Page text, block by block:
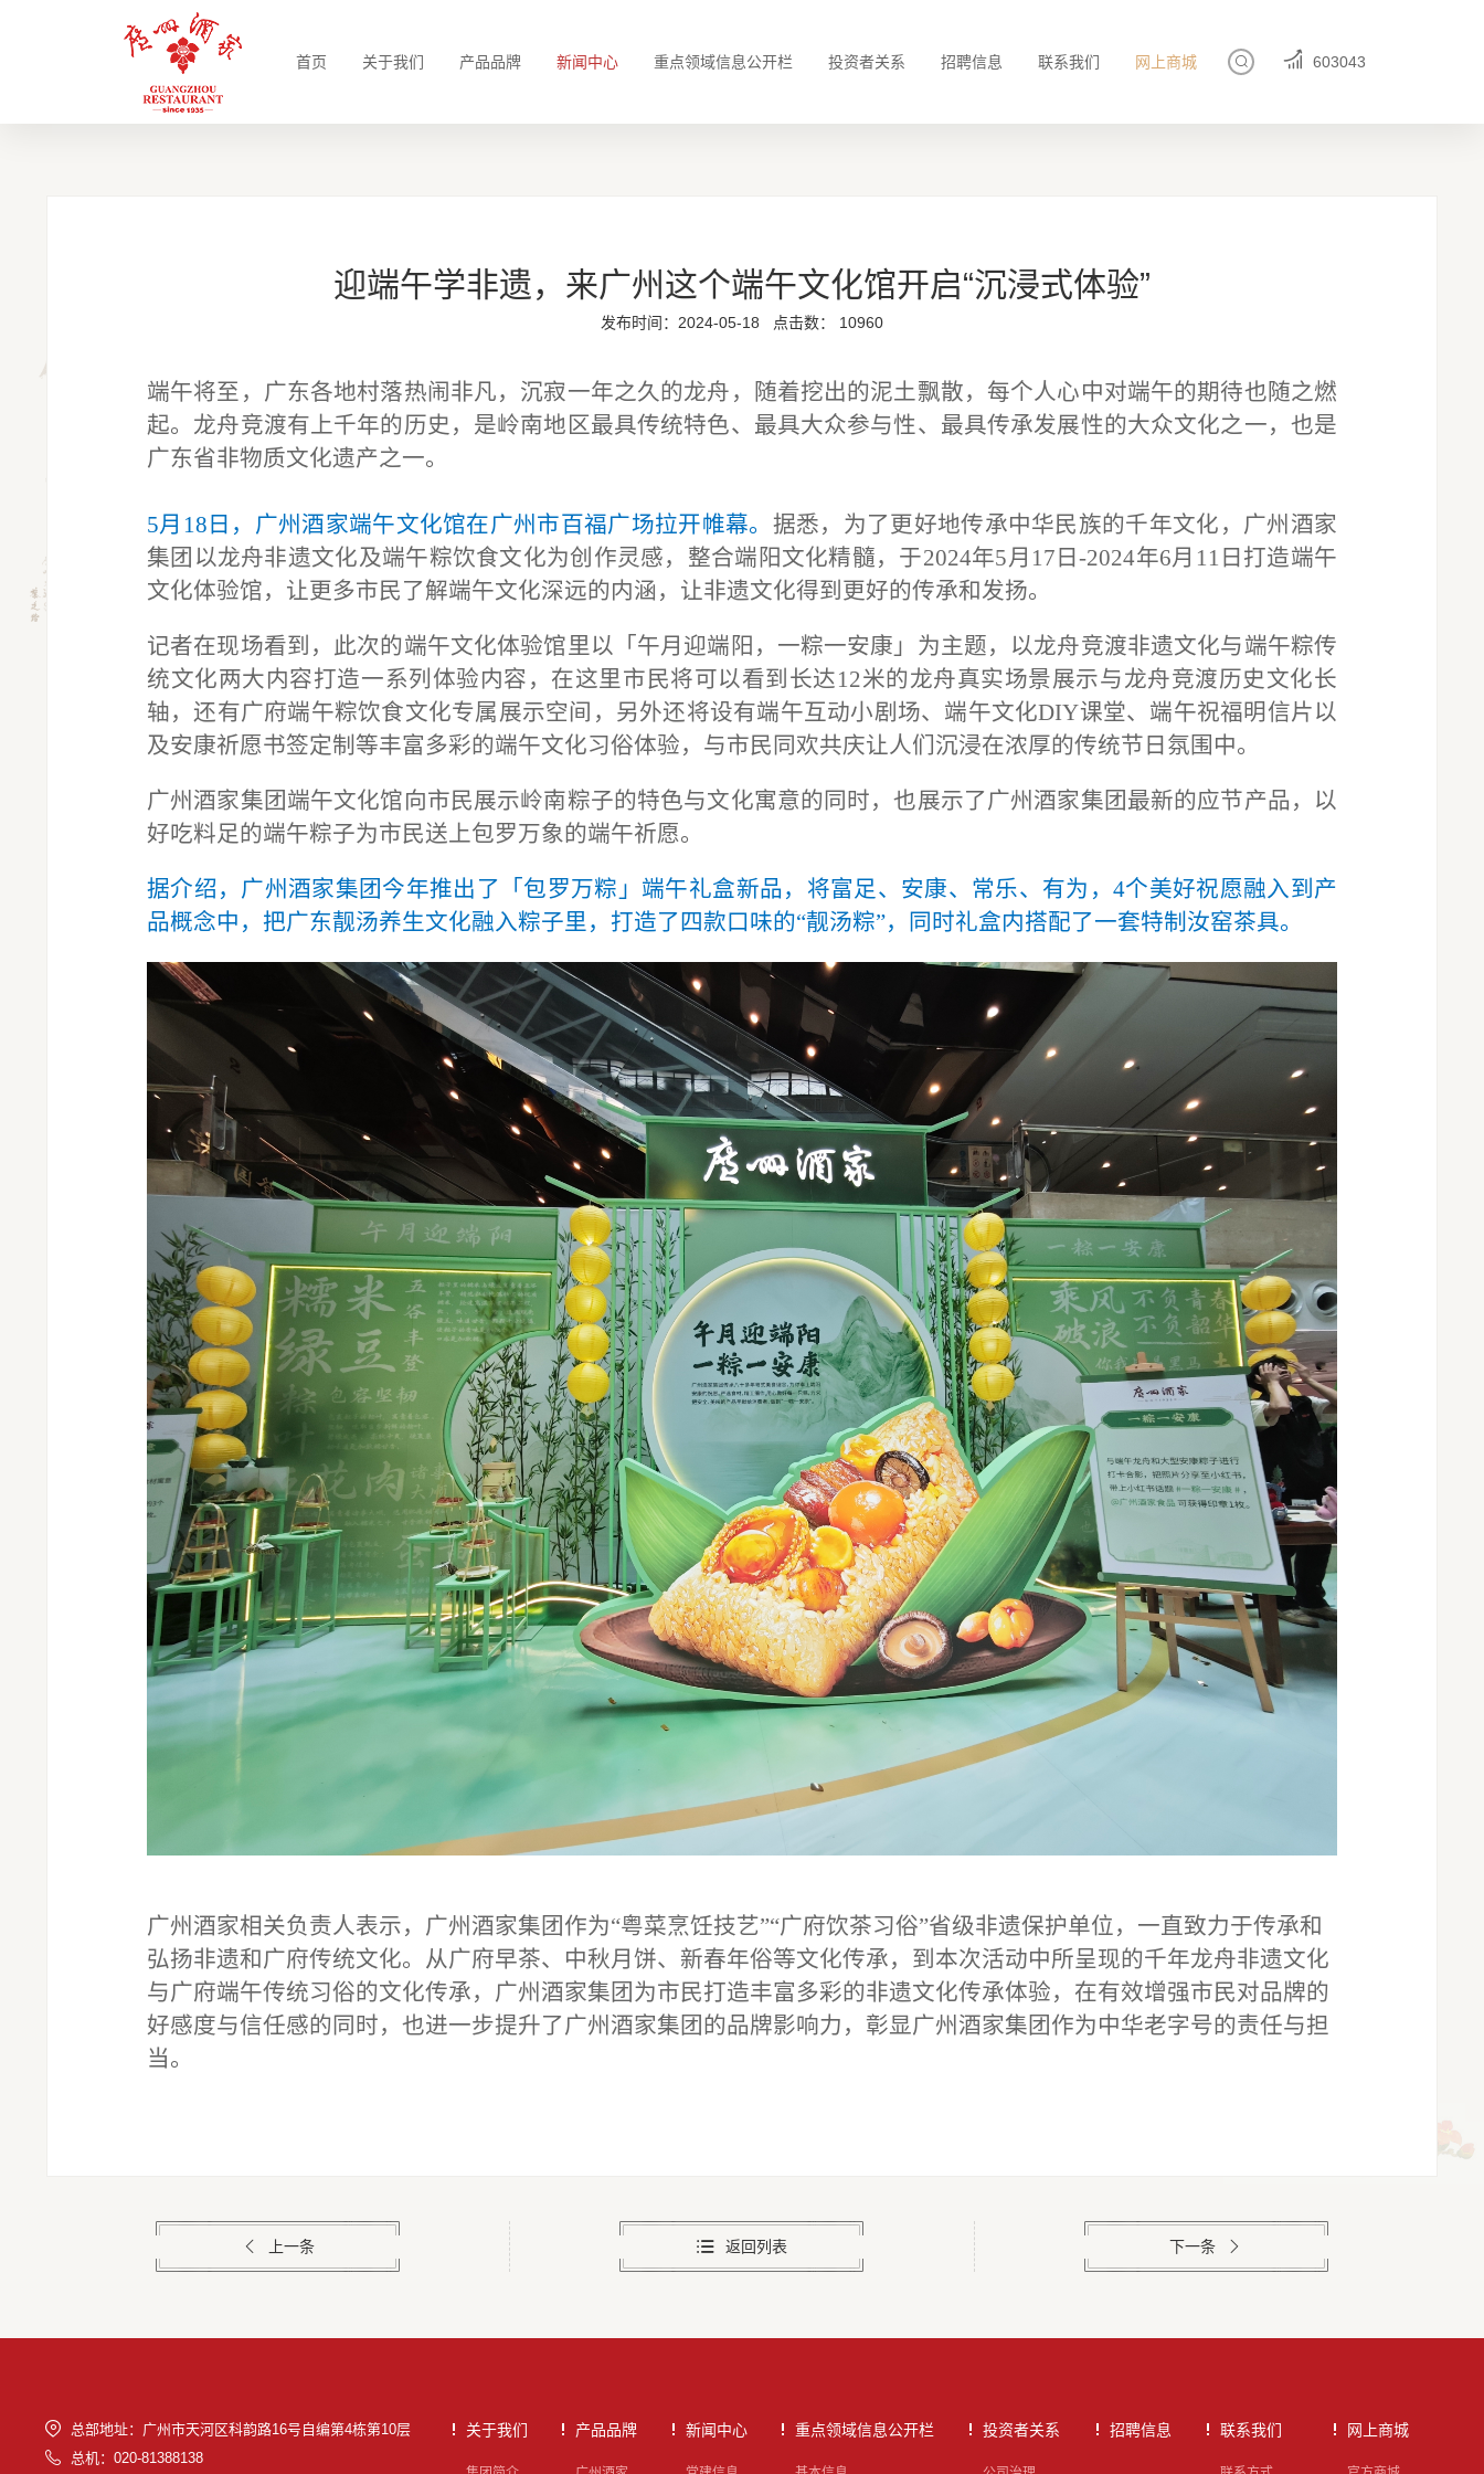
首页 关于我们 产品品牌 新闻中心 重点领域信息公开栏 投资者关系 招聘信息 联系我们 网上商城 603043
迎端午学非遗，来广州这个端午文化馆开启“沉浸式体验”
发布时间：2024-05-18 点击数： 10960
端午将至，广东各地村落热闹非凡，沉寂一年之久的龙舟，随着挖出的泥土飘散，每个人心中对端午的期待也随之燃
起。龙舟竞渡有上千年的历史，是岭南地区最具传统特色、最具大众参与性、最具传承发展性的大众文化之一，也是
广东省非物质文化遗产之一。
5月18日，广州酒家端午文化馆在广州市百福广场拉开帷幕。 据悉，为了更好地传承中华民族的千年文化，广州酒家
集团以龙舟非遗文化及端午粽饮食文化为创作灵感，整合端阳文化精髓，于2024年5月17日-2024年6月11日打造端午
文化体验馆，让更多市民了解端午文化深远的内涵，让非遗文化得到更好的传承和发扬。
记者在现场看到，此次的端午文化体验馆里以「午月迎端阳，一粽一安康」为主题，以龙舟竞渡非遗文化与端午粽传
统文化两大内容打造一系列体验内容，在这里市民将可以看到长达12米的龙舟真实场景展示与龙舟竞渡历史文化长
轴，还有广府端午粽饮食文化专属展示空间，另外还将设有端午互动小剧场、端午文化DIY课堂、端午祝福明信片以
及安康祈愿书签定制等丰富多彩的端午文化习俗体验，与市民同欢共庆让人们沉浸在浓厚的传统节日氛围中。
广州酒家集团端午文化馆向市民展示岭南粽子的特色与文化寓意的同时，也展示了广州酒家集团最新的应节产品，以
好吃料足的端午粽子为市民送上包罗万象的端午祈愿。
据介绍，广州酒家集团今年推出了「包罗万粽」端午礼盒新品，将富足、安康、常乐、有为， 4个美好祝愿融入到产
品概念中，把广东靓汤养生文化融入粽子里，打造了四款口味的“靓汤粽”，同时礼盒内搭配了一套特制汝窑茶具。
广州酒家相关负责人表示，广州酒家集团作为“粤菜烹饪技艺”“广府饮茶习俗”省级非遗保护单位，一直致力于传承和
弘扬非遗和广府传统文化。从广府早茶、中秋月饼、新春年俗等文化传承，到本次活动中所呈现的千年龙舟非遗文化
与广府端午传统习俗的文化传承，广州酒家集团为市民打造丰富多彩的非遗文化传承体验，在有效增强市民对品牌的
好感度与信任感的同时，也进一步提升了广州酒家集团的品牌影响力，彰显广州酒家集团作为中华老字号的责任与担
当。
上一条 返回列表 下一条
总部地址：广州市天河区科韵路16号自编第4栋第10层
总机：020-81388138
关于我们 产品品牌 新闻中心 重点领域信息公开栏 投资者关系 招聘信息 联系我们 网上商城